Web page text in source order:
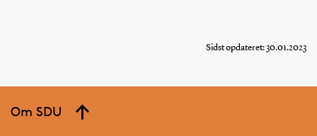
Sidst opdateret: 30.01.2023
Om SDU